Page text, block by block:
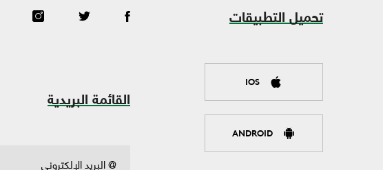
تحميل التطبيقات
IOS
ANDROID
القائمة البريدية